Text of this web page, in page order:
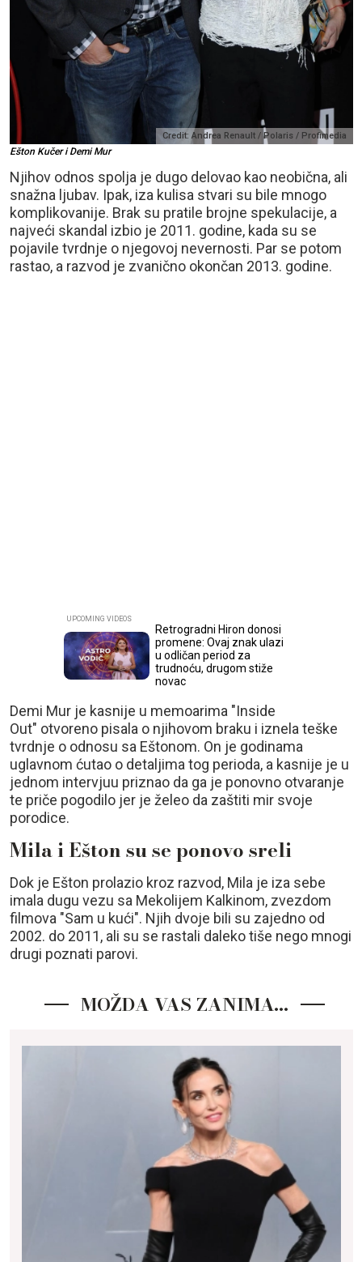
Credit: Andrea Renault / Polaris / Profimedia
Ešton Kučer i Demi Mur
Njihov odnos spolja je dugo delovao kao neobična, ali
snažna ljubav. Ipak, iza kulisa stvari su bile mnogo
komplikovanije. Brak su pratile brojne spekulacije, a
najveći skandal izbio je 2011. godine, kada su se
pojavile tvrdnje o njegovoj nevernosti. Par se potom
rastao, a razvod je zvanično okončan 2013. godine.
Retrogradni Hiron donosi
promene: Ovaj znak ulazi
u odličan period za
trudnoću, drugom stiže
novac
Demi Mur je kasnije u memoarima "Inside
Out" otvoreno pisala o njihovom braku i iznela teške
tvrdnje o odnosu sa Eštonom. On je godinama
uglavnom ćutao o detaljima tog perioda, a kasnije je u
jednom intervjuu priznao da ga je ponovno otvaranje
te priče pogodilo jer je želeo da zaštiti mir svoje
porodice.
Mila i Ešton su se ponovo sreli
Dok je Ešton prolazio kroz razvod, Mila je iza sebe
imala dugu vezu sa Mekolijem Kalkinom, zvezdom
filmova "Sam u kući". Njih dvoje bili su zajedno od
2002. do 2011, ali su se rastali daleko tiše nego mnogi
drugi poznati parovi.
MOŽDA VAS ZANIMA…